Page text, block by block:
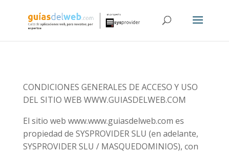
CONDICIONES GENERALES DE ACCESO Y USO
DEL SITIO WEB WWW.GUIASDELWEB.COM
El sitio web www.www.guiasdelweb.com es
propiedad de SYSPROVIDER SLU (en adelante,
SYSPROVIDER SLU / MASQUEDOMINIOS), con